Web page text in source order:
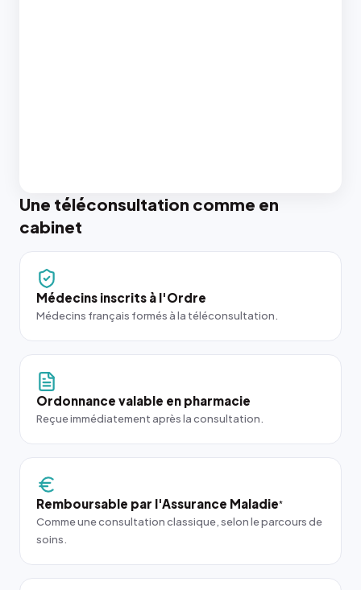
Une téléconsultation comme en
cabinet
Médecins inscrits à l'Ordre
Médecins français formés à la téléconsultation.
Ordonnance valable en pharmacie
Reçue immédiatement après la consultation.
Remboursable par l'Assurance Maladie*
Comme une consultation classique, selon le parcours de
soins.